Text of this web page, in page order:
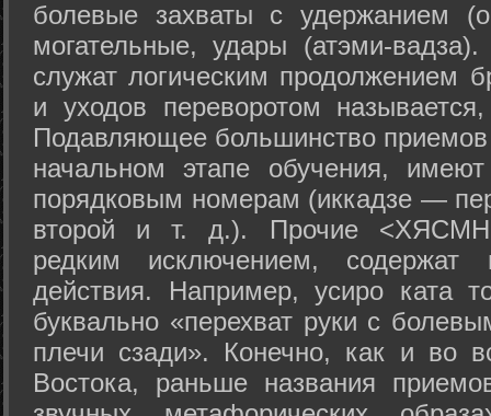
болевые захваты с удержанием
могательные, удары (атэми-
служат логическим продолжением
и уходов переворотом
Подавляющее большинство
начальном этапе обучения,
порядковым номерам (иккадзе —
второй и т. д.). Прочие
редким исключением, содержат
действия. Например, усиро ката
буквально «перехват руки с
плечи сзади». Конечно, как и во
Востока, раньше названия